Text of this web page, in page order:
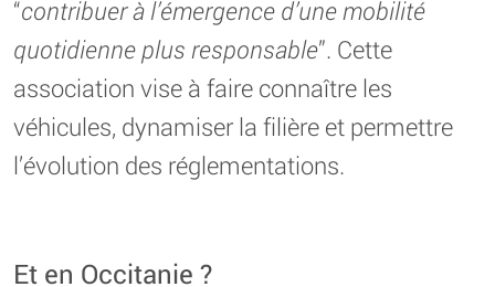
“contribuer à l’émergence d’une mobilité
quotidienne plus responsable”. Cette
association vise à faire connaître les
véhicules, dynamiser la filière et permettre
l’évolution des réglementations.
Et en Occitanie ?